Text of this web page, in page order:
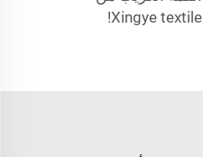
Xingye textile!